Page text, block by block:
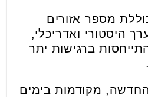
מספר אזורים
היסטורי ואדריכלי,
ברגישות יתר
מקודמות בימים